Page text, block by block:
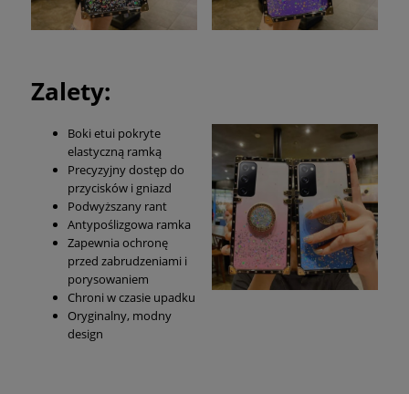
Zalety:
Boki etui pokryte
elastyczną ramką
Precyzyjny dostęp do
przycisków i gniazd
Podwyższany rant
Antypoślizgowa ramka
Zapewnia ochronę
przed zabrudzeniami i
porysowaniem
Chroni w czasie upadku
Oryginalny, modny
design